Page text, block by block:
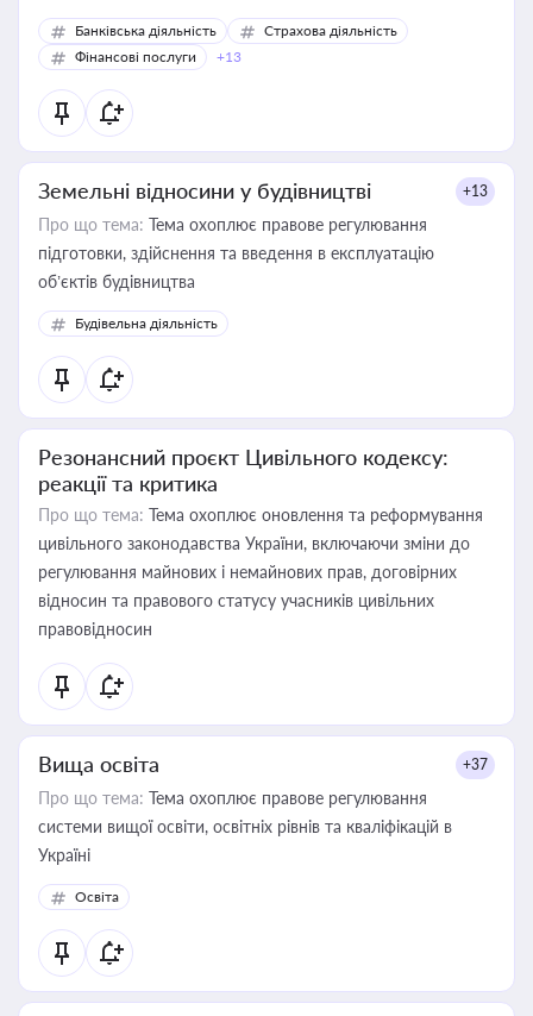
Банківська діяльність
Страхова діяльність
Фінансові послуги
+13
Земельні відносини у будівництві +13
Про що тема: Тема охоплює правове регулювання
підготовки, здійснення та введення в експлуатацію
об’єктів будівництва
Будівельна діяльність
Резонансний проєкт Цивільного кодексу:
реакції та критика
Про що тема: Тема охоплює оновлення та реформування
цивільного законодавства України, включаючи зміни до
регулювання майнових і немайнових прав, договірних
відносин та правового статусу учасників цивільних
правовідносин
Вища освіта +37
Про що тема: Тема охоплює правове регулювання
системи вищої освіти, освітніх рівнів та кваліфікацій в
Україні
Освіта